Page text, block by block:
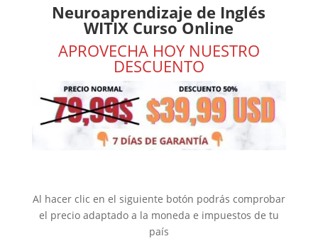
Neuroaprendizaje de Inglés
WITIX Curso Online
APROVECHA HOY NUESTRO
DESCUENTO
Al hacer clic en el siguiente botón podrás comprobar
el precio adaptado a la moneda e impuestos de tu
país